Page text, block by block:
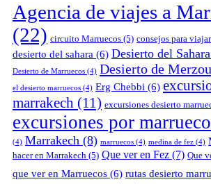
Agencia de viajes a
(22) circuito Marruecos (5) consejos para
desierto del sahara (6) Desierto del
Desierto de Marruecos (4) Desierto de
el desierto marruecos (4) Erg Chebbi (6)
marrakech (11) excursiones desierto
excursiones por
(4) Marrakech (8) marruecos (4) medina de fez (4)
hacer en Marrakech (5) Que ver en Fez (7) Que
que ver en Marruecos (6) rutas desierto